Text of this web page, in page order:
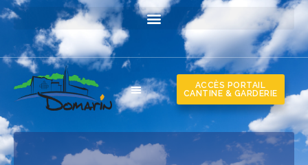
ACCÈS PORTAIL
CANTINE & GARDERIE